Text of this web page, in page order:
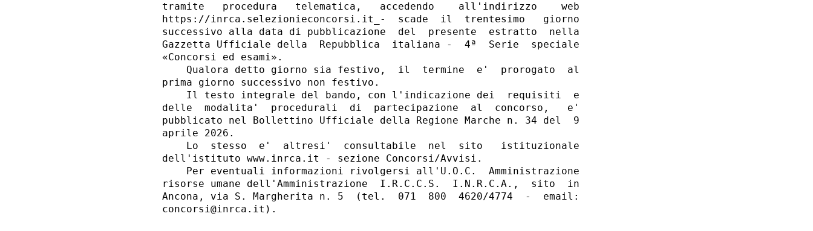
tramite   procedura   telematica,   accedendo    all'indirizzo    web
https://inrca.selezionieconcorsi.it_-  scade  il  trentesimo   giorno
successivo alla data di pubblicazione  del  presente  estratto  nella
Gazzetta Ufficiale della  Repubblica  italiana -  4ª  Serie  speciale
«Concorsi ed esami».
    Qualora detto giorno sia festivo,  il  termine  e'  prorogato  al
prima giorno successivo non festivo.
    Il testo integrale del bando, con l'indicazione dei  requisiti  e
delle  modalita'  procedurali  di  partecipazione  al  concorso,   e'
pubblicato nel Bollettino Ufficiale della Regione Marche n. 34 del  9
aprile 2026.
    Lo  stesso  e'  altresi'  consultabile  nel  sito   istituzionale
dell'istituto www.inrca.it - sezione Concorsi/Avvisi.
    Per eventuali informazioni rivolgersi all'U.O.C.  Amministrazione
risorse umane dell'Amministrazione  I.R.C.C.S.  I.N.R.C.A.,  sito  in
Ancona, via S. Margherita n. 5  (tel.  071  800  4620/4774  -  email:
concorsi@inrca.it).